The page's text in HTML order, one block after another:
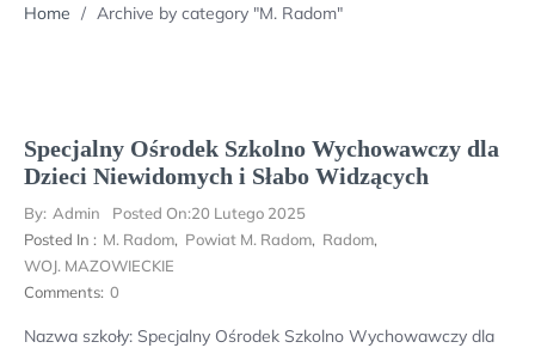
Home / Archive by category "M. Radom"
Specjalny Ośrodek Szkolno Wychowawczy dla
Dzieci Niewidomych i Słabo Widzących
By: Admin Posted On:20 Lutego 2025
Posted In : M. Radom, Powiat M. Radom, Radom,
WOJ. MAZOWIECKIE
Comments: 0
Nazwa szkoły: Specjalny Ośrodek Szkolno Wychowawczy dla